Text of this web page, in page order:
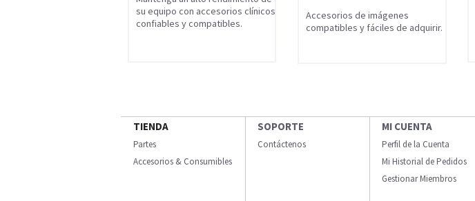
su equipo con accesorios clínicos
confiables y compatibles.
Accesorios de imágenes
compatibles y fáciles de adquirir.
TIENDA
Partes
Accesorios & Consumibles
SOPORTE
Contáctenos
MI CUENTA
Perfil de la Cuenta
Mi Historial de Pedidos
Gestionar Miembros